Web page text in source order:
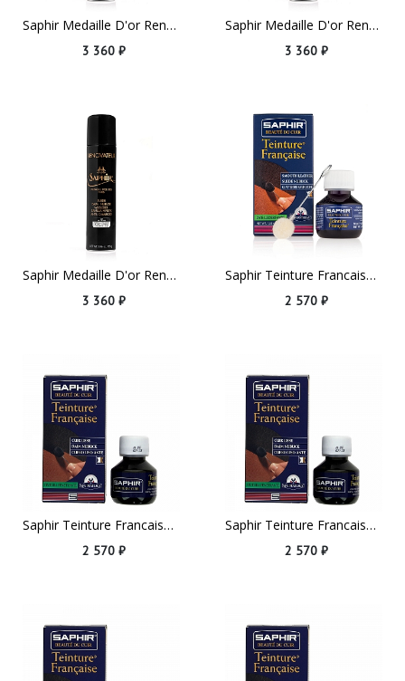
Saphir Medaille D'or Renovateur Dark Brown
3 360 ₽
Saphir Medaille D'or Renovateur Medium Brown
3 360 ₽
Saphir Medaille D'or Renovateur Neutral
3 360 ₽
Saphir Teinture Francaise, 50ml Black
2 570 ₽
Saphir Teinture Francaise, 50ml Neutral
2 570 ₽
Saphir Teinture Francaise, 50ml Brown
2 570 ₽